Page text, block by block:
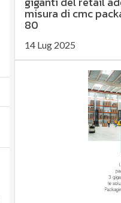
management
Normative e
Compliance
governance
Digital for ESG
ESG Smart Data
Ultimi articoli
misura di cmc
80
14 Lug 2025